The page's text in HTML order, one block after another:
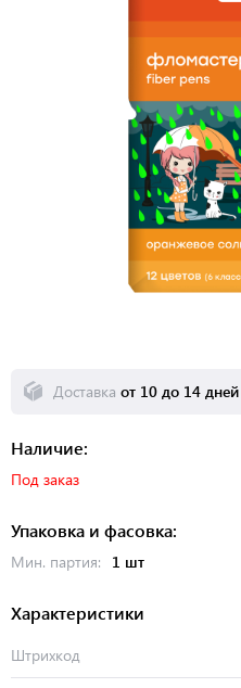
Наличие:
Под заказ
Упаковка и фасовка:
Мин. партия: 1 шт
Доставка от 10 до 14 дней
Характеристики
Штрихкод